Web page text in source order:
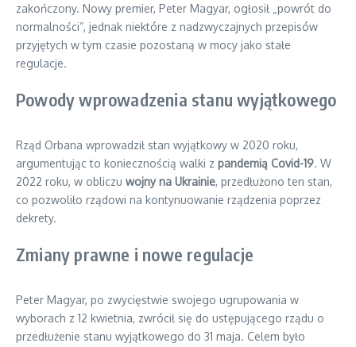
zakończony. Nowy premier, Peter Magyar, ogłosił „powrót do
normalności”, jednak niektóre z nadzwyczajnych przepisów
przyjętych w tym czasie pozostaną w mocy jako stałe
regulacje.
Powody wprowadzenia stanu wyjątkowego
Rząd Orbana wprowadził stan wyjątkowy w 2020 roku,
argumentując to koniecznością walki z pandemią Covid-19. W
2022 roku, w obliczu wojny na Ukrainie, przedłużono ten stan,
co pozwoliło rządowi na kontynuowanie rządzenia poprzez
dekrety.
Zmiany prawne i nowe regulacje
Peter Magyar, po zwycięstwie swojego ugrupowania w
wyborach z 12 kwietnia, zwrócił się do ustępującego rządu o
przedłużenie stanu wyjątkowego do 31 maja. Celem było